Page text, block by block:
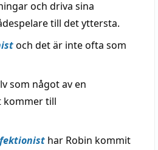
och driva sina
till det yttersta.
och det är inte ofta som
som något av en
kommer till
har Robin kommit